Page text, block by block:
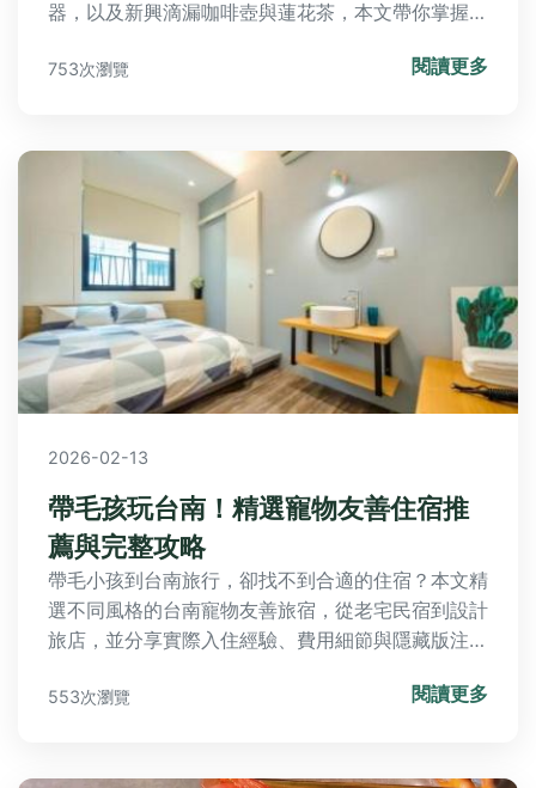
器，以及新興滴漏咖啡壺與蓮花茶，本文帶你掌握所
越南風味！
753次瀏覽 閱讀更多
2026-02-13
帶毛孩玩台南！精選寵物友善住宿推
薦與完整攻略
帶毛小孩到台南旅行，卻找不到合適的住宿？本文精
選不同風格的台南寵物友善旅宿，從老宅民宿到設計
旅店，並分享實際入住經驗、費用細節與隱藏版注意
553次瀏覽 閱讀更多